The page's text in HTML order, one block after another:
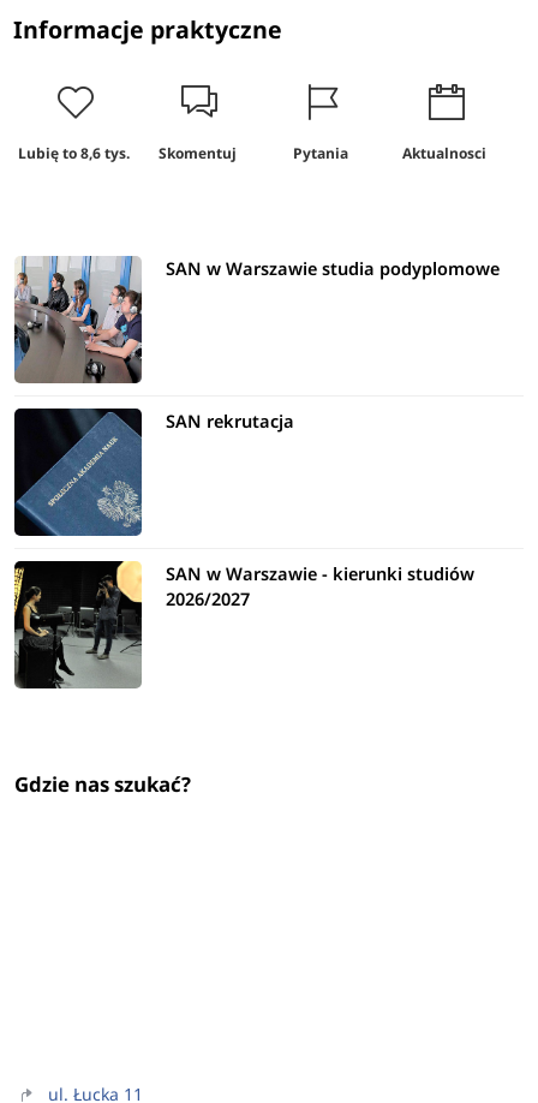
Informacje praktyczne
Lubię to8,6 tys. Skomentuj Pytania Aktualnosci
SAN w Warszawie studia podyplomowe
SAN rekrutacja
SAN w Warszawie - kierunki studiów
2026/2027
Gdzie nas szukać?
ul. Łucka 11